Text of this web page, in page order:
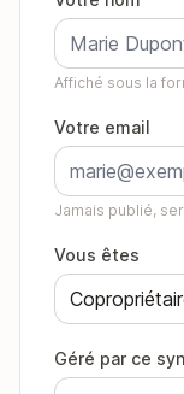
Affiché sous la
Votre email
Jamais publié,
Vous êtes
Géré par ce